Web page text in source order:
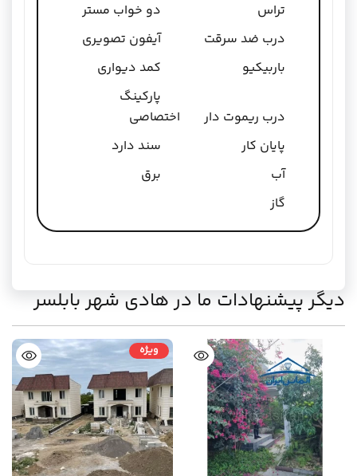
تراس
دو خواب مستر
درب ضد سرقت
آیفون تصویری
باربیکیو
کمد دیواری
درب ریموت دار
پارکینگ
اختصاصی
پایان کار
سند دارد
آب
برق
گاز
دیگر پیشنهادات ما در هادی شهر بابلسر
ویژه